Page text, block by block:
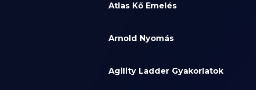
Atlas Kő Emelés
Arnold Nyomás
Agility Ladder Gyakorlatok